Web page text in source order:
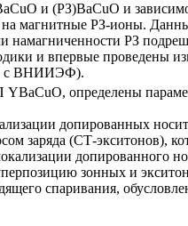
и (РЗ)BaCuO и
магнитные РЗ-ионы.
намагниченности РЗ
и впервые проведены
с ВНИИЭФ).
определены
допированных
заряда (СТ-экситонов),
допированного
зонных и
спаривания,